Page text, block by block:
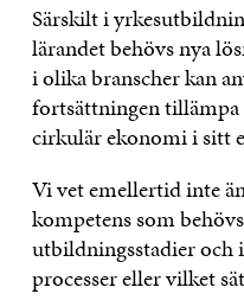
Särskilt i
lärandet behövs nya
i olika branscher kan
fortsättningen
cirkulär ekonomi i sitt
Vi vet emellertid inte
kompetens som
utbildningsstadier och
processer eller vilket